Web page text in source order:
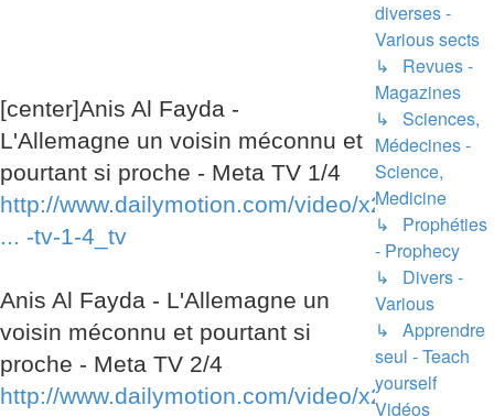
[center]Anis Al Fayda -
L'Allemagne un voisin méconnu et
pourtant si proche - Meta TV 1/4
http://www.dailymotion.com/video/x2kj49
... -tv-1-4_tv
Anis Al Fayda - L'Allemagne un
voisin méconnu et pourtant si
proche - Meta TV 2/4
http://www.dailymotion.com/video/x2kj9o
diverses -
Various sects
↳ Revues -
Magazines
↳ Sciences,
Médecines -
Science,
Medicine
↳ Prophéties
- Prophecy
↳ Divers -
Various
↳ Apprendre
seul - Teach
yourself
Vidéos